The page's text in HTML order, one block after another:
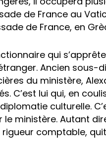
de France au
de France, en
qui
Ancien
du ministère,
C’est lui qui, en
culturelle.
le ministère. Autant
comptable,